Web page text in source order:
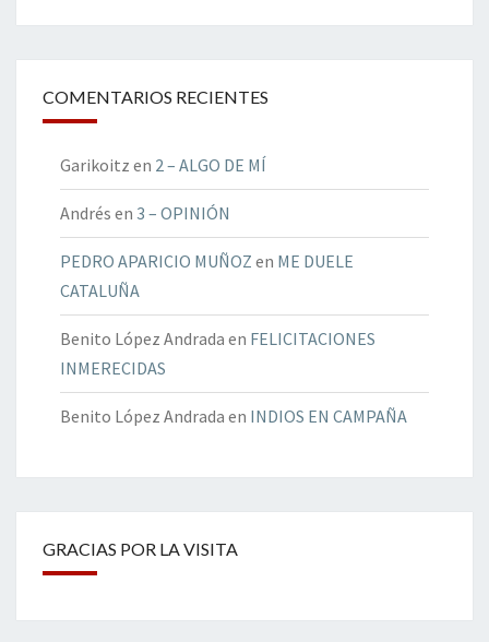
COMENTARIOS RECIENTES
Garikoitz en 2 – ALGO DE MÍ
Andrés en 3 – OPINIÓN
PEDRO APARICIO MUÑOZ en ME DUELE
CATALUÑA
Benito López Andrada en FELICITACIONES
INMERECIDAS
Benito López Andrada en INDIOS EN CAMPAÑA
GRACIAS POR LA VISITA